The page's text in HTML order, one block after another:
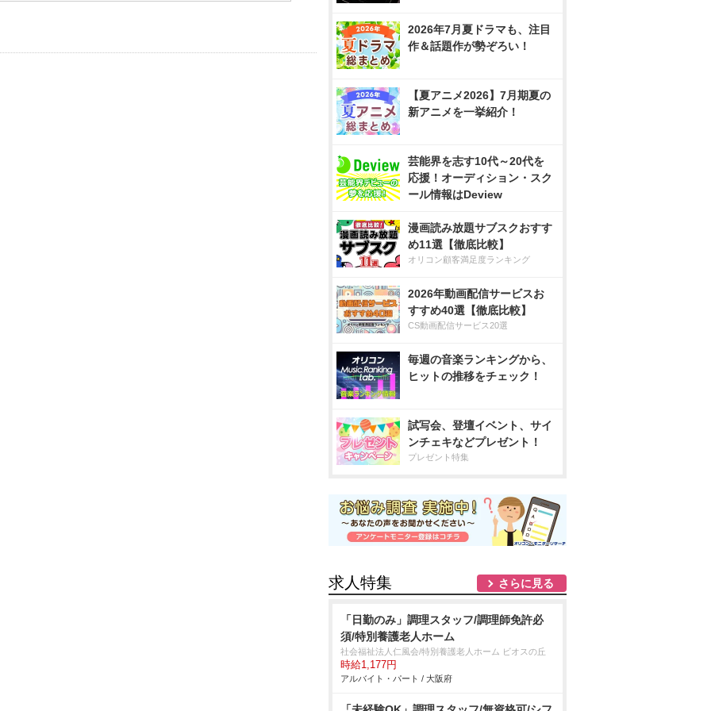
2026年7月夏ドラマも、注目
作＆話題作が勢ぞろい！
【夏アニメ2026】7月期夏の
新アニメを一挙紹介！
芸能界を志す10代～20代を
応援！オーディション・スク
ール情報はDeview
漫画読み放題サブスクおすす
め11選【徹底比較】
オリコン顧客満足度ランキング
2026年動画配信サービスお
すすめ40選【徹底比較】
CS動画配信サービス20選
毎週の音楽ランキングから、
ヒットの推移をチェック！
試写会、登壇イベント、サイ
ンチェキなどプレゼント！
プレゼント特集
求人特集 さらに見る
「日勤のみ」調理スタッフ/調理師免許必
須/特別養護老人ホーム
社会福祉法人仁風会/特別養護老人ホーム ビオスの丘
時給1,177円
アルバイト・パート / 大阪府